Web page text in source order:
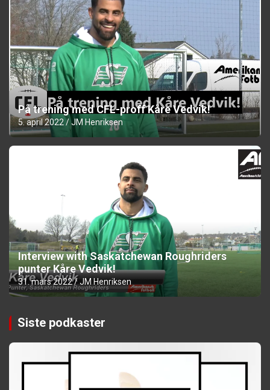
På trening med CFL-proff Kåre Vedvik!
5. april 2022 JM Henriksen
Interview with Saskatchewan Roughriders
punter Kåre Vedvik!
31. mars 2022 JM Henriksen
Siste podkaster